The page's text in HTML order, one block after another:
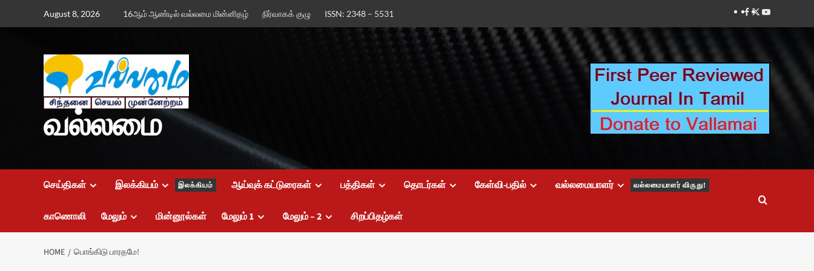
August 8, 2026 16ஆம் ஆண்டில் வல்லமை மின்னிதழ் நிர்வாகக் குழு ISSN: 2348 – 5531 Facebook
TwitterYoutube
வல்லமை
செய்திகள் இலக்கியம் இலக்கியம் ஆய்வுக் கட்டுரைகள் பத்திகள் தொடர்கள் கேள்வி-பதில் வல்லமையாளர் வல்லமையாளர் விருது!
காணொலி மேலும் மின்னூல்கள் மேலும் 1 மேலும் – 2 சிறப்பிதழ்கள்
HOME பொங்கிடு பாரதமே!